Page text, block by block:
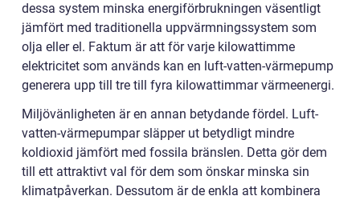
dessa system minska energiförbrukningen väsentligt
jämfört med traditionella uppvärmningssystem som
olja eller el. Faktum är att för varje kilowattimme
elektricitet som används kan en luft-vatten-värmepump
generera upp till tre till fyra kilowattimmar värmeenergi.
Miljövänligheten är en annan betydande fördel. Luft-
vatten-värmepumpar släpper ut betydligt mindre
koldioxid jämfört med fossila bränslen. Detta gör dem
till ett attraktivt val för dem som önskar minska sin
klimatpåverkan. Dessutom är de enkla att kombinera